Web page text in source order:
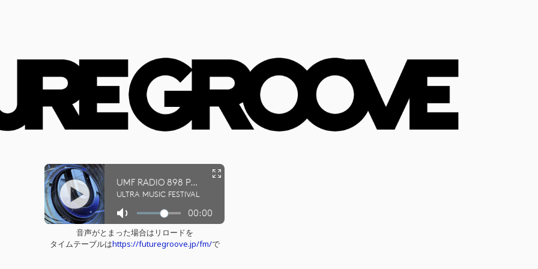
音声がとまった場合はリロードを
タイムテーブルはhttps://futuregroove.jp/fm/で